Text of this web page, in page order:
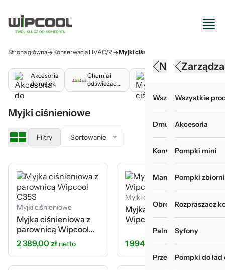
Wszystkie
Akcesoria do
Chemia i
Myjki ciśnieniowe
Pokrowce do
Myjki do rur i
Narzędzia
Wszystkie produkty
Dmuchawy
Konwertery, baterie i
Manometry i
Obróbka rur
Palniki i zgrzewarki
Przechowywanie
Wszystkie
Akcesoria
Pompki mini
Pompki
Rozpraszacz
Syfony
Pompki do lad
Strona główna Konserwacja HVAC/R Myjki ciśnieniowe
Akcesoria
do myjek
Chemia i
odświeżacze
powietrza
ciśnieniowe
do
Myjki ciśnieniowe
Filtry Sortowanie
Myjki ciśnieniowe
Myjka ciśnieniowa z
parownicą Wipcool
C35S
2 389,00zł netto
Myjki ciśnieniowe
Myjka ciśnieniowa
Wipcool C110T
1 994,00złnetto